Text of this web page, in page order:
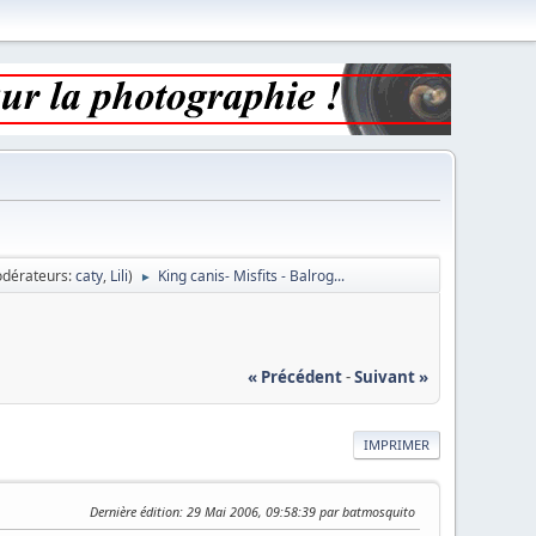
caty, Lili) ► King canis- Misfits - Balrog...
« Précédent-Suivant »
IMPRIMER
Dernière édition: 29 Mai 2006, 09:58:39 par batmosquito